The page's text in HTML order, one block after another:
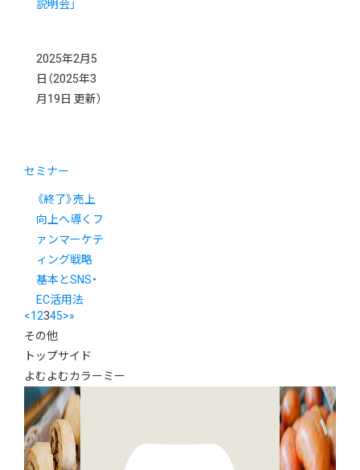
説明会」
2025年2月5
日 （2025年3
月19日 更新）
セミナー
《終了》売上
向上へ導くフ
ァンマーケテ
ィング戦略
基本とSNS・
EC活用法
<12345>»
その他
トップサイド
よむよむカラーミー